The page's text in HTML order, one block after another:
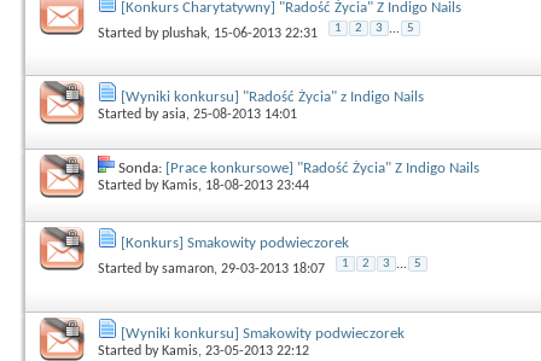
[Konkurs Charytatywny] "Radość Życia" Z Indigo Nails
Started byplushak, 15-06-2013 22:31 1 2 3 ... 5
[Wyniki konkursu] "Radość Życia" z Indigo Nails
Started byasia, 25-08-2013 14:01
Sonda: [Prace konkursowe] "Radość Życia" Z Indigo Nails
Started by Kamis, 18-08-2013 23:44
[Konkurs] Smakowity podwieczorek
Started bysamaron, 29-03-2013 18:07 1 2 3 ... 5
[Wyniki konkursu] Smakowity podwieczorek
Started by Kamis, 23-05-2013 22:12